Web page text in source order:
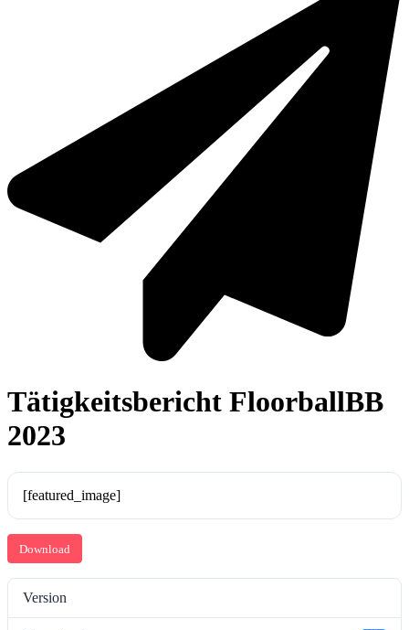
Tätigkeitsbericht FloorballBB
2023
[featured_image]
Download
Version